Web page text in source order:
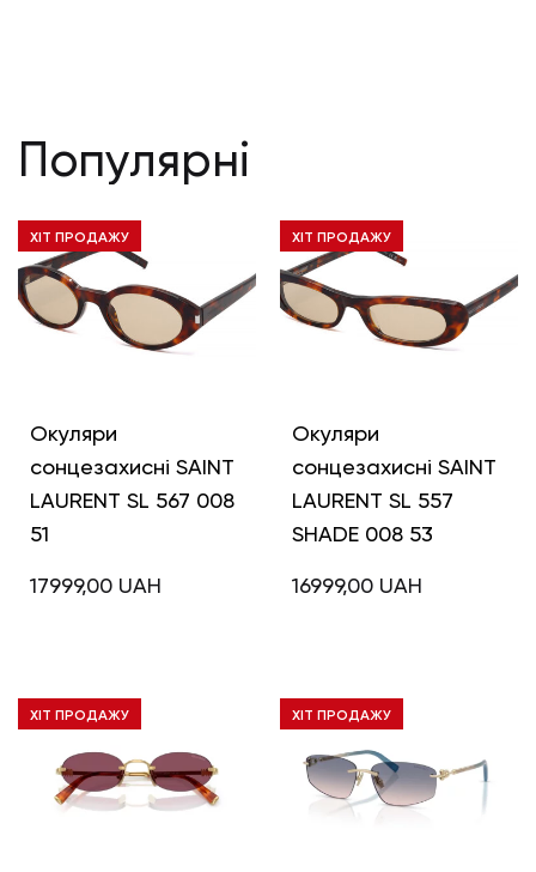
Популярні
ХІТ ПРОДАЖУ
Окуляри
сонцезахисні SAINT
LAURENT SL 567 008
51
17999,00 UAH
ХІТ ПРОДАЖУ
Окуляри
сонцезахисні SAINT
LAURENT SL 557
SHADE 008 53
16999,00 UAH
ХІТ ПРОДАЖУ ХІТ ПРОДАЖУ